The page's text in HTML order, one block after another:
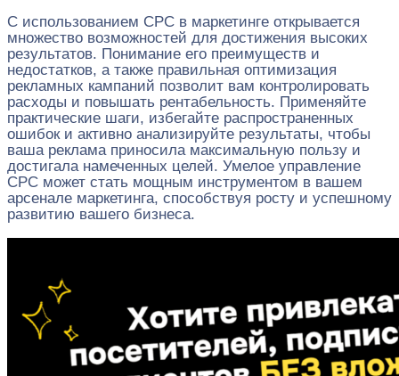
С использованием CPC в маркетинге открывается
множество возможностей для достижения высоких
результатов. Понимание его преимуществ и
недостатков, а также правильная оптимизация
рекламных кампаний позволит вам контролировать
расходы и повышать рентабельность. Применяйте
практические шаги, избегайте распространенных
ошибок и активно анализируйте результаты, чтобы
ваша реклама приносила максимальную пользу и
достигала намеченных целей. Умелое управление
CPC может стать мощным инструментом в вашем
арсенале маркетинга, способствуя росту и успешному
развитию вашего бизнеса.